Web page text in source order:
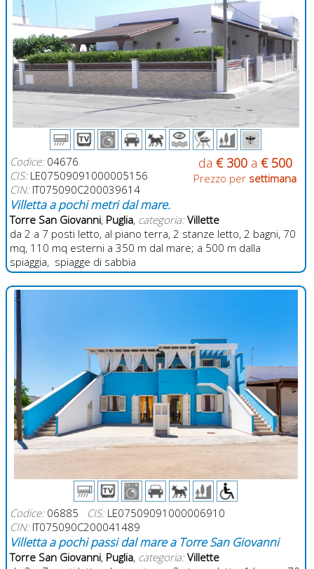
da € 300a € 500
Prezzo per settimana
Codice:04676
CIS:LE07509091000005156
CIN:IT075090C200039614
Villetta a pochi metri dal mare.
Torre San Giovanni, Puglia, categoria: Villette
da 2 a 7 posti letto, al piano terra, 2 stanze letto, 2 bagni, 70
mq, 110 mq esterni a 350 m dal mare; a 500 m dalla
spiaggia, spiagge di sabbia
Codice:06885 CIS:LE07509091000006910
CIN:IT075090C200041489
Villetta a pochi passi dal mare a Torre San Giovanni
Torre San Giovanni, Puglia, categoria: Villette